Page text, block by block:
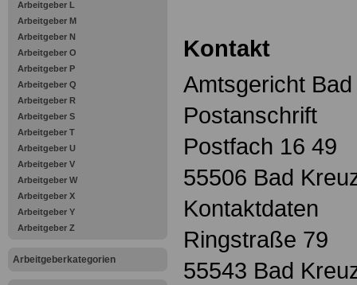
Arbeitgeber L
Arbeitgeber M
Arbeitgeber N
Arbeitgeber O
Arbeitgeber P
Arbeitgeber Q
Arbeitgeber R
Arbeitgeber S
Arbeitgeber T
Arbeitgeber U
Arbeitgeber V
Arbeitgeber W
Arbeitgeber X
Arbeitgeber Y
Arbeitgeber Z
Arbeitgeberkategorien
Kontakt
Amtsgericht
Postanschrift
Postfach 16 49
55506 Bad
Kontaktdaten
Ringstraße 79
55543 Bad